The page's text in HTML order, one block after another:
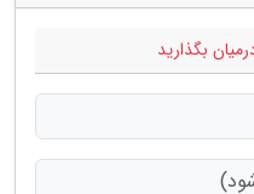
بگذارید